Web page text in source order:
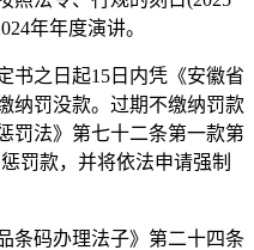
年年度演讲。
之日起15日内凭《安徽省
纳罚没款。过期不缴纳罚款
罚法》第七十二条第一款第
罚款，并将依法申请强制
码办理法子》第二十四条